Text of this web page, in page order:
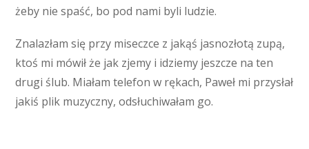
żeby nie spaść, bo pod nami byli ludzie.
Znalazłam się przy miseczce z jakąś jasnozłotą zupą,
ktoś mi mówił że jak zjemy i idziemy jeszcze na ten
drugi ślub. Miałam telefon w rękach, Paweł mi przysłał
jakiś plik muzyczny, odsłuchiwałam go.